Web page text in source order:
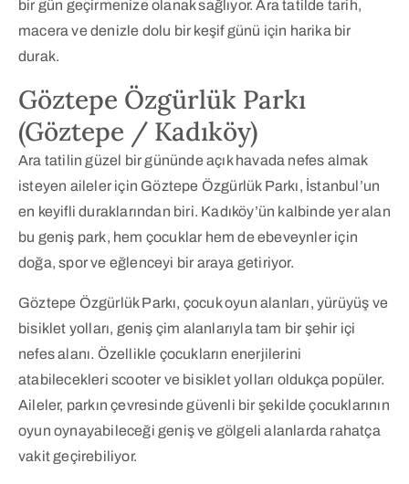
bir gün geçirmenize olanak sağlıyor. Ara tatilde tarih,
macera ve denizle dolu bir keşif günü için harika bir
durak.
Göztepe Özgürlük Parkı
(Göztepe / Kadıköy)
Ara tatilin güzel bir gününde açık havada nefes almak
isteyen aileler için Göztepe Özgürlük Parkı, İstanbul’un
en keyifli duraklarından biri. Kadıköy’ün kalbinde yer alan
bu geniş park, hem çocuklar hem de ebeveynler için
doğa, spor ve eğlenceyi bir araya getiriyor.
Göztepe Özgürlük Parkı, çocuk oyun alanları, yürüyüş ve
bisiklet yolları, geniş çim alanlarıyla tam bir şehir içi
nefes alanı. Özellikle çocukların enerjilerini
atabilecekleri scooter ve bisiklet yolları oldukça popüler.
Aileler, parkın çevresinde güvenli bir şekilde çocuklarının
oyun oynayabileceği geniş ve gölgeli alanlarda rahatça
vakit geçirebiliyor.